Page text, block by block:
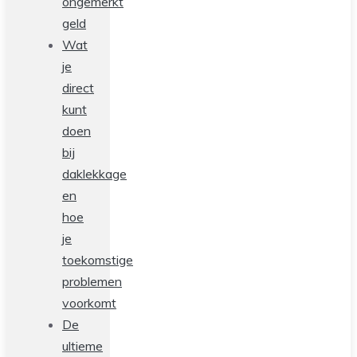
geld
Wat
je
direct
kunt
doen
bij
daklekkage
en
hoe
je
toekomstige
problemen
voorkomt
De
ultieme